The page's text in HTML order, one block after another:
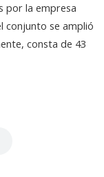
por la empresa
conjunto se amplió
consta de 43